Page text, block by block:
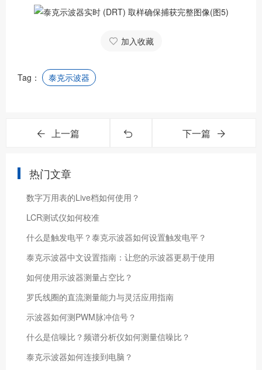
加入收藏
Tag： 泰克示波器
上一篇 下一篇
热门文章
数字万用表的Live档如何使用？
LCR测试仪如何校准
什么是触发电平？泰克示波器如何设置触发电平？
泰克示波器中文设置指南：让您的示波器更易于使用
如何使用示波器测量占空比？
罗氏线圈的直流测量能力与灵活应用指南
示波器如何测PWM脉冲信号？
什么是信噪比？频谱分析仪如何测量信噪比？
泰克示波器如何连接到电脑？